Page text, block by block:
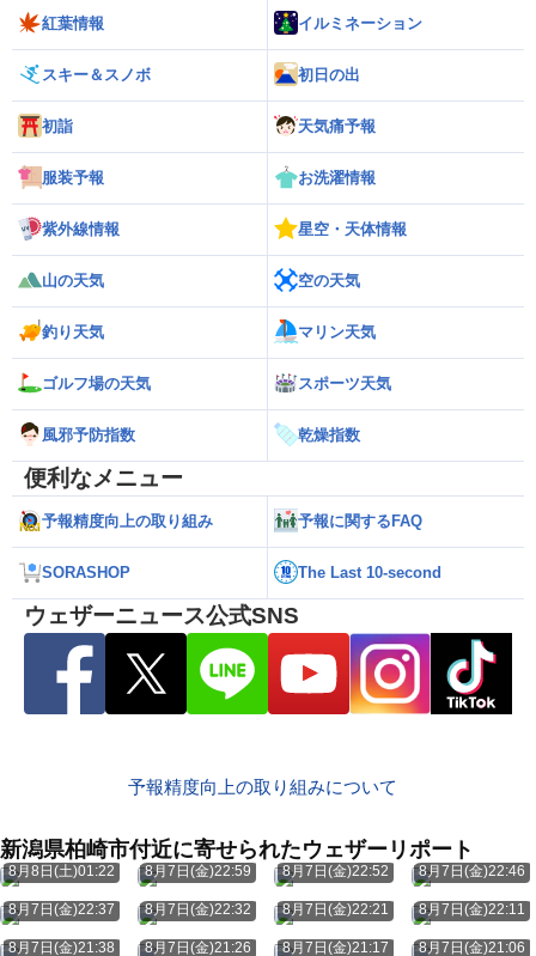
紅葉情報 イルミネーション
スキー＆スノボ 初日の出
初詣 天気痛予報
服装予報 お洗濯情報
紫外線情報 星空・天体情報
山の天気 空の天気
釣り天気 マリン天気
ゴルフ場の天気 スポーツ天気
風邪予防指数 乾燥指数
便利なメニュー
予報精度向上の取り組み 予報に関するFAQ
SORASHOP The Last 10-second
ウェザーニュース公式SNS
予報精度向上の取り組みについて
新潟県柏崎市付近に寄せられたウェザーリポート
8月8日(土)01:22 8月7日(金)22:59 8月7日(金)22:52 8月7日(金)22:46
8月7日(金)22:37 8月7日(金)22:32 8月7日(金)22:21 8月7日(金)22:11
8月7日(金)21:38 8月7日(金)21:26 8月7日(金)21:17 8月7日(金)21:06